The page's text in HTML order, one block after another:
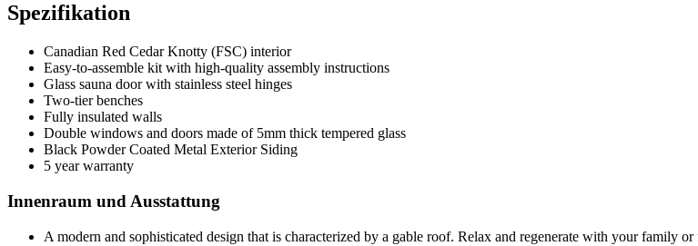
Spezifikation
Canadian Red Cedar Knotty (FSC) interior
Easy-to-assemble kit with high-quality assembly instructions
Glass sauna door with stainless steel hinges
Two-tier benches
Fully insulated walls
Double windows and doors made of 5mm thick tempered glass
Black Powder Coated Metal Exterior Siding
5 year warranty
Innenraum und Ausstattung
A modern and sophisticated design that is characterized by a gable roof. Relax and regenerate with your family